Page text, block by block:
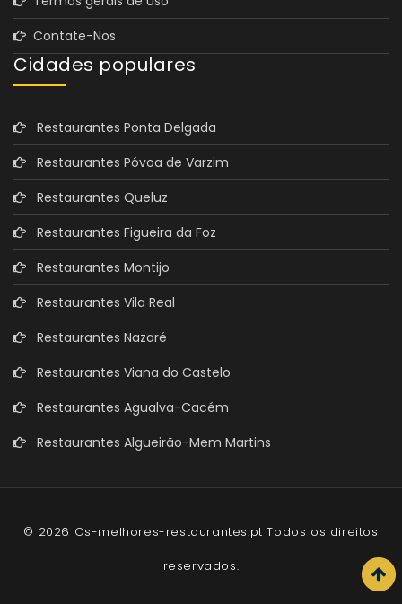
Contate-Nos
Cidades populares
Restaurantes Ponta Delgada
Restaurantes Póvoa de Varzim
Restaurantes Queluz
Restaurantes Figueira da Foz
Restaurantes Montijo
Restaurantes Vila Real
Restaurantes Nazaré
Restaurantes Viana do Castelo
Restaurantes Agualva-Cacém
Restaurantes Algueirão-Mem Martins
© 2026 Os-melhores-restaurantes.pt Todos os direitos
reservados.